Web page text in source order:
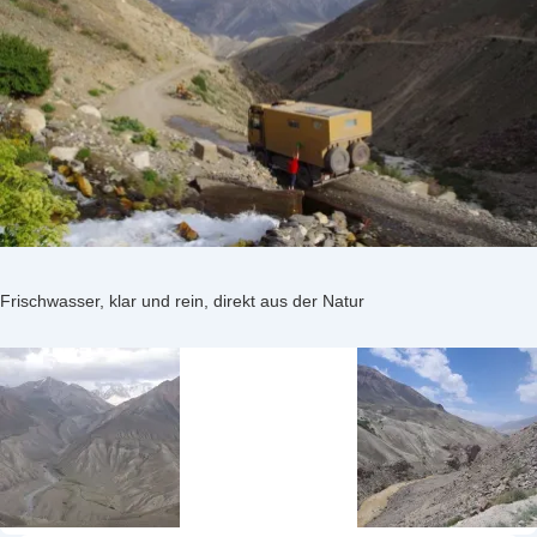
Frischwasser, klar und rein, direkt aus der Natur